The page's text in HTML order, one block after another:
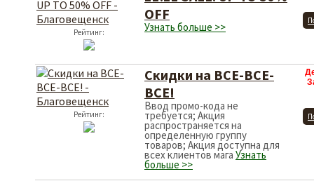
Рейтинг:
OFF
Узнать больше >>
Рейтинг:
Скидки на ВСЕ-ВСЕ-
ВСЕ!
Ввод промо-кода не
требуется; Акция
распространяется на
определенную группу
товаров; Акция доступна для
всех клиентов мага Узнать
больше >>